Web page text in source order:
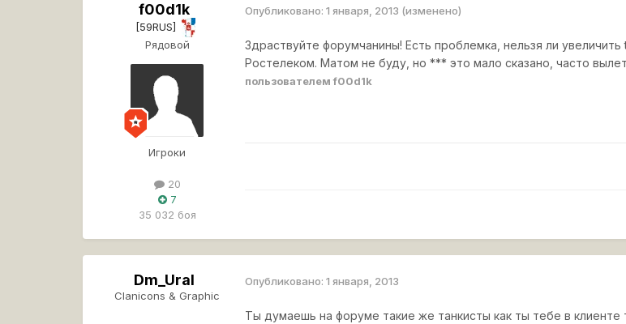
f00d1k
[59RUS]
Рядовой
Игроки
20
7
35 032 боя
Опубликовано:1 января, 2013 (изменено)
Здраствуйте форумчанины! Есть проблемка, нельзя ли
Ростелеком. Матом не буду, но *** это мало сказано, часто
пользователем f00d1k
Dm_Ural
Clanicons & Graphic
Опубликовано:1 января, 2013
Ты думаешь на форуме такие же танкисты как ты тебе в клиенте